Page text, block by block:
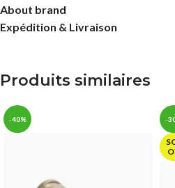
About brand
Expédition & Livraison
Produits similaires
-40% -